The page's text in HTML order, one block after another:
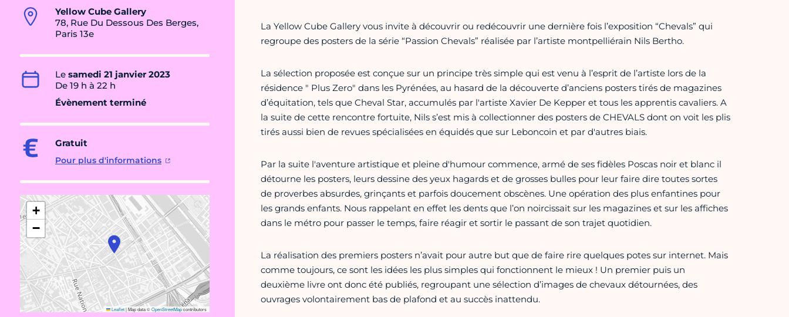
Yellow Cube Gallery
78, Rue Du Dessous Des Berges,
Paris 13e
Le samedi 21 janvier 2023
De 19 h à 22 h
Évènement terminé
Gratuit
Pour plus d'informations
+
−
Leaflet|Map data ©OpenStreetMapcontributors
La Yellow Cube Gallery vous invite à découvrir ou redécouvrir une dernière fois l’exposition “Chevals” qui
regroupe des posters de la série “Passion Chevals” réalisée par l’artiste montpelliérain Nils Bertho.
La sélection proposée est conçue sur un principe très simple qui est venu à l’esprit de l’artiste lors de la
résidence " Plus Zero" dans les Pyrénées, au hasard de la découverte d’anciens posters tirés de magazines
d’équitation, tels que Cheval Star, accumulés par l'artiste Xavier De Kepper et tous les apprentis cavaliers. A
la suite de cette rencontre fortuite, Nils s’est mis à collectionner des posters de CHEVALS dont on voit les plis
tirés aussi bien de revues spécialisées en équidés que sur Leboncoin et par d'autres biais.
Par la suite l'aventure artistique et pleine d'humour commence, armé de ses fidèles Poscas noir et blanc il
détourne les posters, leurs dessine des yeux hagards et de grosses bulles pour leur faire dire toutes sortes
de proverbes absurdes, grinçants et parfois doucement obscènes. Une opération des plus enfantines pour
les grands enfants. Nous rappelant en effet les dents que l’on noircissait sur les magazines et sur les affiches
dans le métro pour passer le temps, faire réagir et sortir le passant de son trajet quotidien.
La réalisation des premiers posters n’avait pour autre but que de faire rire quelques potes sur internet. Mais
comme toujours, ce sont les idées les plus simples qui fonctionnent le mieux ! Un premier puis un
deuxième livre ont donc été publiés, regroupant une sélection d’images de chevaux détournées, des
ouvrages volontairement bas de plafond et au succès inattendu.